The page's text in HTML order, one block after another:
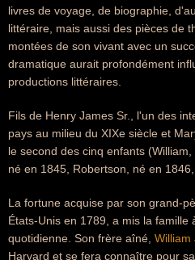
livres de voyage, de biographie,
littéraire, mais aussi des pièces de
montées de son vivant avec un
dramatique aurait profondément
productions littéraires.
Fils de Henry James Sr., l'un des
pays au milieu du XIXe siècle et
le second des cinq enfants
né en 1845, Robertson, né en
La fortune acquise par son grand-
États-Unis en 1789, a mis la
quotidienne. Son frère aîné, William
Harvard et se fera connaître pour